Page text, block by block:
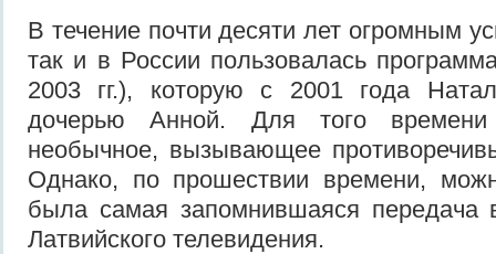
В течение почти десяти лет огромным
так и в России пользовалась
2003 гг.), которую c 2001 года
дочерью Анной. Для того
необычное, вызывающее
Однако, по прошествии времени,
была самая запомнившаяся передача
Латвийского телевидения.